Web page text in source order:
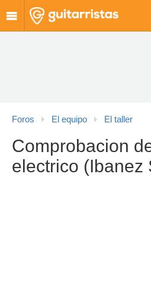
Foros El equipo El taller
Comprobacion
electrico (Ibanez